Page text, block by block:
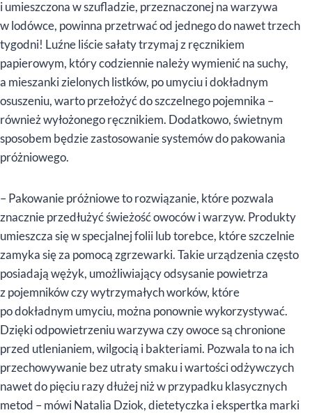
i umieszczona w szufladzie, przeznaczonej na warzywa
w lodówce, powinna przetrwać od jednego do nawet trzech
tygodni! Luźne liście sałaty trzymaj z ręcznikiem
papierowym, który codziennie należy wymienić na suchy,
a mieszanki zielonych listków, po umyciu i dokładnym
osuszeniu, warto przełożyć do szczelnego pojemnika –
również wyłożonego ręcznikiem. Dodatkowo, świetnym
sposobem będzie zastosowanie systemów do pakowania
próżniowego.
– Pakowanie próżniowe to rozwiązanie, które pozwala
znacznie przedłużyć świeżość owoców i warzyw. Produkty
umieszcza się w specjalnej folii lub torebce, które szczelnie
zamyka się za pomocą zgrzewarki. Takie urządzenia często
posiadają wężyk, umożliwiający odsysanie powietrza
z pojemników czy wytrzymałych worków, które
po dokładnym umyciu, można ponownie wykorzystywać.
Dzięki odpowietrzeniu warzywa czy owoce są chronione
przed utlenianiem, wilgocią i bakteriami. Pozwala to na ich
przechowywanie bez utraty smaku i wartości odżywczych
nawet do pięciu razy dłużej niż w przypadku klasycznych
metod – mówi Natalia Dziok, dietetyczka i ekspertka marki